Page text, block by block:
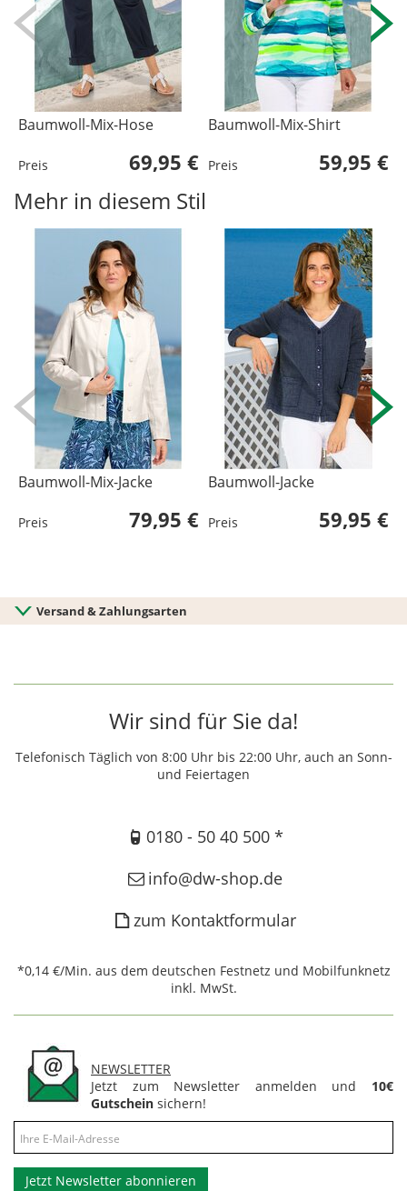
Baumwoll-Mix-Hose
Preis 69,95 €
Baumwoll-Mix-Shirt
Preis 59,95 €
Mehr in diesem Stil
Baumwoll-Mix-Jacke
Preis 79,95 €
Baumwoll-Jacke
Preis 59,95 €
Versand & Zahlungsarten
Wir sind für Sie da!
Telefonisch Täglich von 8:00 Uhr bis 22:00 Uhr, auch an Sonn-
und Feiertagen
0180 - 50 40 500 *
info@dw-shop.de
zum Kontaktformular
*0,14 €/Min. aus dem deutschen Festnetz und Mobilfunknetz
inkl. MwSt.
NEWSLETTER
Jetzt zum Newsletter anmelden und 10€
Gutschein sichern!
Jetzt Newsletter abonnieren